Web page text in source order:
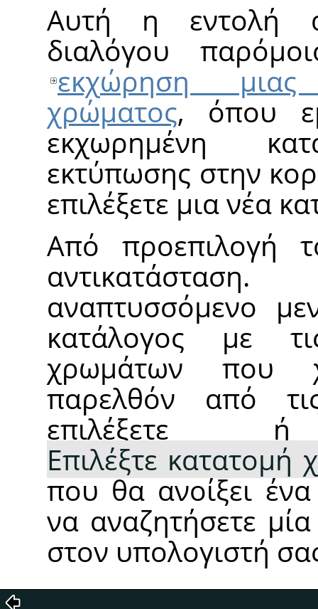
Αυτή η εντολή
διαλόγου
εκχώρηση
χρώματος, όπου
εκχωρημένη
εκτύπωσης στην
επιλέξετε μια νέα
Από προεπιλογή
αναπτυσσόμενο
κατάλογος με
χρωμάτων που
παρελθόν από
επιλέξετε
Επιλέξτε
που θα ανοίξει
να αναζητήσετε
στον υπολογιστή